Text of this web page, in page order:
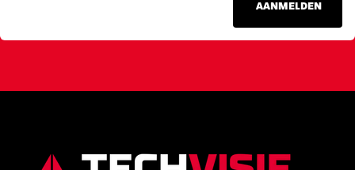
AANMELDEN